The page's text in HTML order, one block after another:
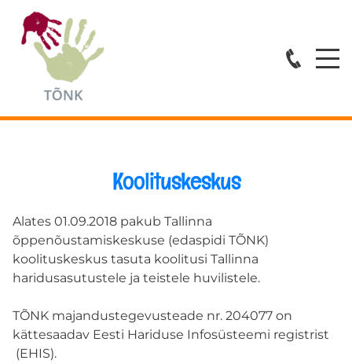
ÕPPENÕUSTAMINE
KOVISIOONID
KOOLITUSED
Spetsialistid
Koolituskeskus
Alates 01.09.2018 pakub Tallinna
õppenõustamiskeskuse (edaspidi TÕNK)
koolituskeskus tasuta koolitusi Tallinna
haridusasutustele ja teistele huvilistele.
TÕNK majandustegevusteade nr. 204077 on
kättesaadav Eesti Hariduse Infosüsteemi registrist
(EHIS).